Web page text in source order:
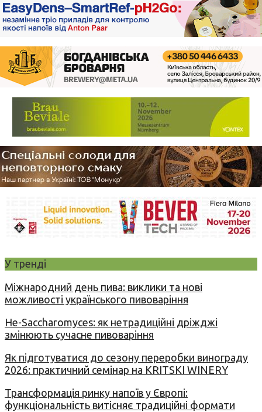
У тренді
Міжнародний день пива: виклики та нові
можливості українського пивоваріння
Не-Saccharomyces: як нетрадиційні дріжджі
змінюють сучасне пивоваріння
Як підготуватися до сезону переробки винограду
2026: практичний семінар на KRITSKI WINERY
Трансформація ринку напоїв у Європі:
функціональність витісняє традиційні формати